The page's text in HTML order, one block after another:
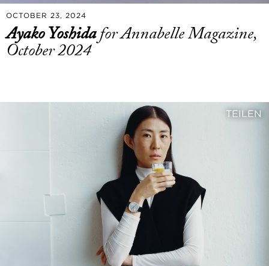
OCTOBER 23, 2024
Ayako Yoshidafor Annabelle Magazine,
October 2024
TEILEN